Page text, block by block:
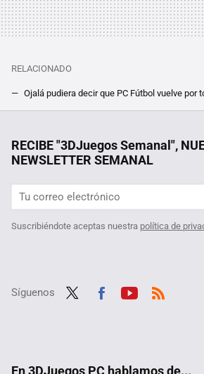
RELACIONADO
RECIBE "3DJuegos Semanal",
NEWSLETTER SEMANAL
Suscribiéndote aceptas nuestra política de
Síguenos
En 3DJuegos PC hablamos de...